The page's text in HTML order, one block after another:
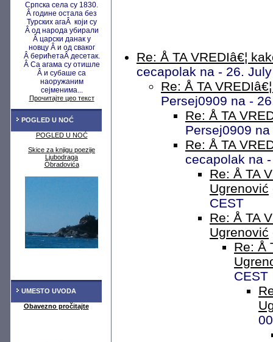
Српска села су 1830.
Â године остала без
Турских агаÂ који су
Â од народа убирали
Â царски данак у
новцу Â и од сваког
Â берићетаÂ десетак.
Â Са агама су отишле
Â и субаше са
наоружаним
сејменима...
Прочитајте цео текст
POGLED U NOĆ
POGLED U NOĆ
Skice za knjigu poezije
Ljubodraga
Obradovića
UMESTO UVODA
Obavezno pročitajte
Re: Å TA VREDIâ€¦
cecapolak na - 26.
Re: Å TA
Persej0909 na -
Re: Å TA
Persej0909
Re: Å TA
cecapolak na
Re: Å TA
Ugrenović
CEST
Re: Å TA
Ugrenović
Re: Å
CEST